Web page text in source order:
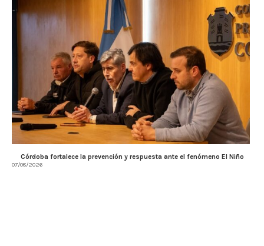
Córdoba fortalece la prevención y respuesta ante el fenómeno El Niño
07/08/2026